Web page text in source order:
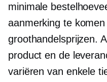
minimale
aanmerking te
groothandelsprijzen.
product en de
variëren van enkele